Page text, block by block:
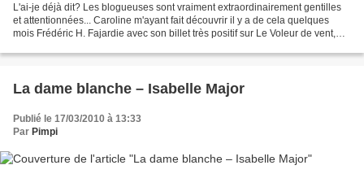
L'ai-je déjà dit? Les blogueuses sont vraiment extraordinairement gentilles
et attentionnées... Caroline m'ayant fait découvrir il y a de cela quelques
mois Frédéric H. Fajardie avec son billet très positif sur Le Voleur de vent,
La dame blanche – Isabelle Major
Publié le 17/03/2010 à 13:33
Par Pimpi